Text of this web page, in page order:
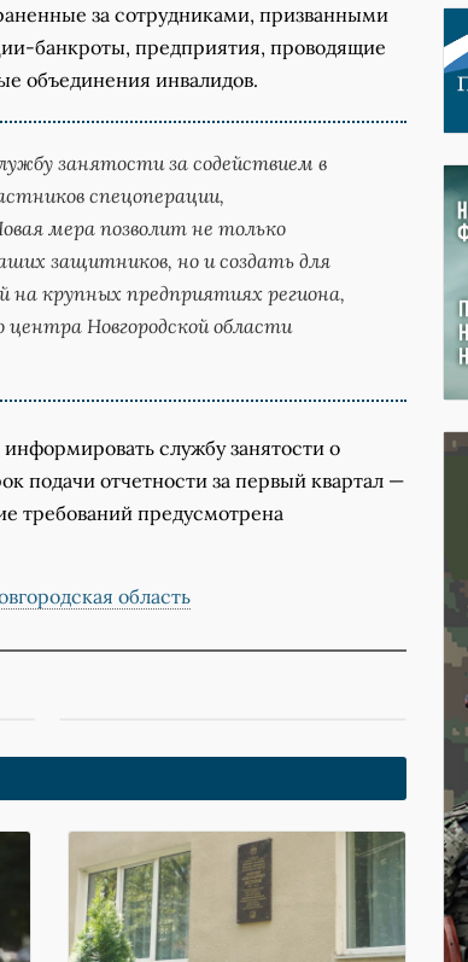
за сотрудниками, призванными
банкроты, предприятия, проводящие
объединения инвалидов.
занятости за содействием в
спецоперации,
мера позволит не только
защитников, но и создать для
крупных предприятиях региона,
центра Новгородской области
службу занятости о
подачи отчетности за первый квартал —
требований предусмотрена
область